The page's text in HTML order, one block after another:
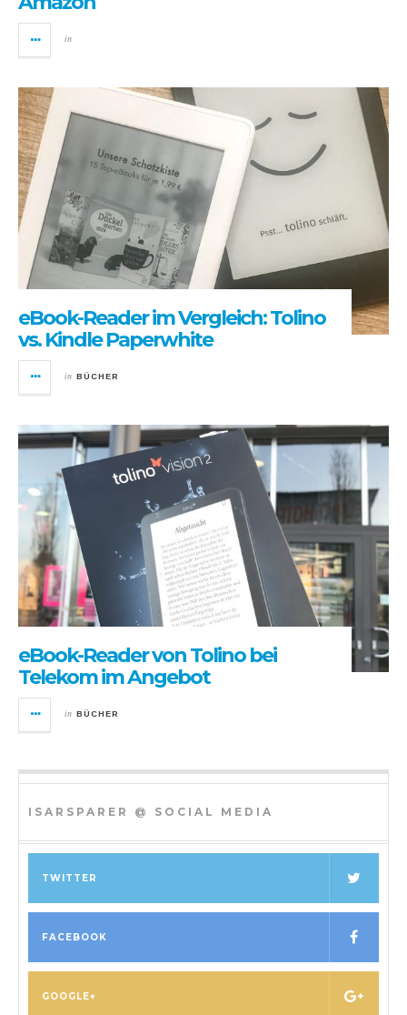
in
eBook-Reader im Vergleich: Tolino
vs. Kindle Paperwhite
in BÜCHER
eBook-Reader von Tolino bei
Telekom im Angebot
in BÜCHER
ISARSPARER @ SOCIAL MEDIA
TWITTER
FACEBOOK
GOOGLE+